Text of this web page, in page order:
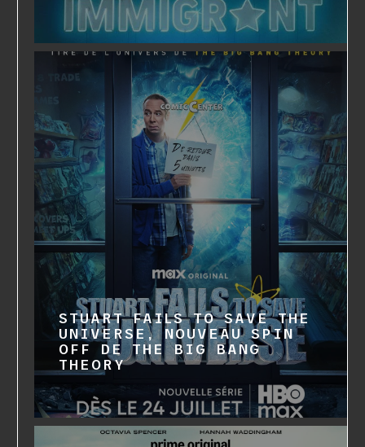
STUART FAILS TO SAVE THE
UNIVERSE, NOUVEAU SPIN
OFF DE THE BIG BANG
THEORY